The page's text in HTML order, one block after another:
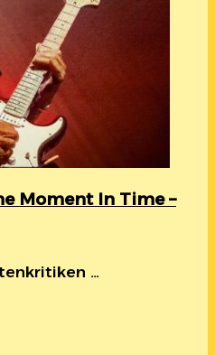
Moment In Time –
…